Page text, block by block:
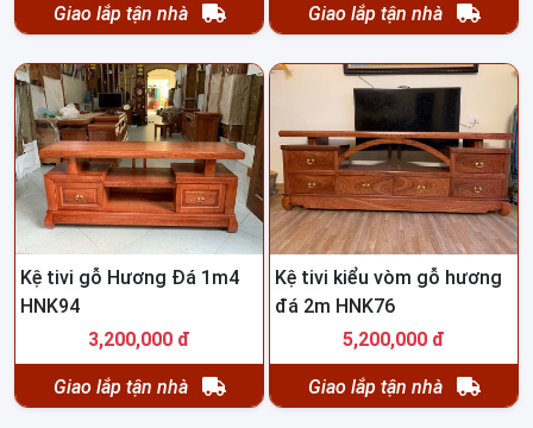
Giao lắp tận nhà Giao lắp tận nhà
Kệ tivi gỗ Hương Đá 1m4
HNK94
3,200,000 đ
Giao lắp tận nhà
Kệ tivi kiểu vòm gỗ hương
đá 2m HNK76
5,200,000 đ
Giao lắp tận nhà